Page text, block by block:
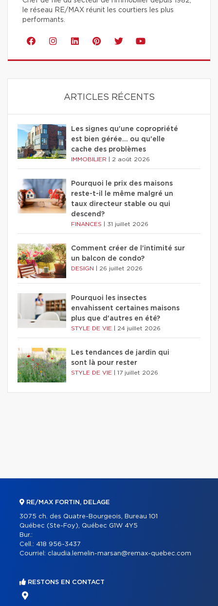
le réseau RE/MAX réunit les courtiers les plus
performants.
ARTICLES RÉCENTS
Les signes qu'une copropriété
est bien gérée… ou qu'elle
cache des problèmes
IMMOBILIER 2 août 2026
Pourquoi le prix des maisons
reste-t-il le même malgré un
taux directeur stable ou qui
descend?
FINANCES 31 juillet 2026
Comment créer de l'intimité sur
un balcon de condo?
DESIGN 26 juillet 2026
Pourquoi les insectes
envahissent certaines maisons
plus que d'autres en été?
STYLE DE VIE 24 juillet 2026
Les tendances de jardin qui
sont là pour rester
STYLE DE VIE 17 juillet 2026
RE/MAX FORTIN, DELAGE
3075 ch. des Quatre-Bourgeois, Bureau 101
Québec (Ste-Foy), Québec G1W 4Y5
Bur.:
Cell.: 418 956-3437
Courriel: claudia.lemelin-marsan@remax-quebec.com
RESTONS EN CONTACT